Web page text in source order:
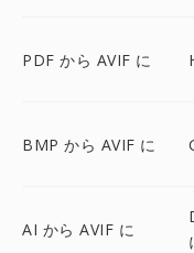
PDF から AVIF に
BMP から AVIF に
AI から AVIF に